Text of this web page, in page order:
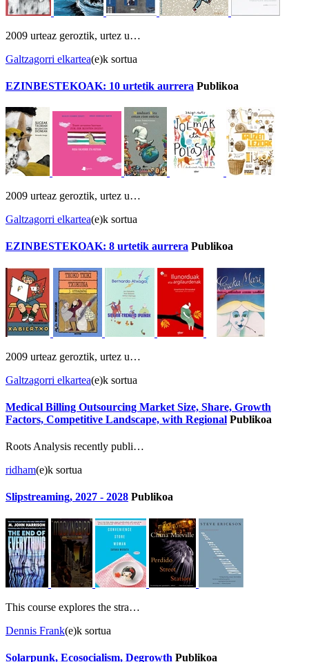
2009 urteaz geroztik, urtez u…
Galtzagorri elkartea(e)k sortua
EZINBESTEKOAK: 10 urtetik aurrera Publikoa
2009 urteaz geroztik, urtez u…
Galtzagorri elkartea(e)k sortua
EZINBESTEKOAK: 8 urtetik aurrera Publikoa
2009 urteaz geroztik, urtez u…
Galtzagorri elkartea(e)k sortua
Medical Billing Outsourcing Market Size, Share, Growth
Factors, Competitive Landscape, with Regional Publikoa
Roots Analysis recently publi…
ridham(e)k sortua
Slipstreaming, 2027 - 2028 Publikoa
This course explores the stra…
Dennis Frank(e)k sortua
Solarpunk, Ecosocialism, Degrowth Publikoa